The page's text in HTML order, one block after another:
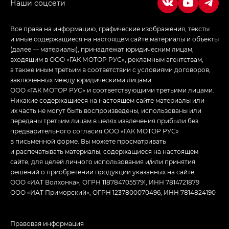
Все права на информацию, графические изображения, тексты
и иные содержащиеся на настоящем сайте материалы и объекты
(далее — материалы), принадлежат юридическим лицам,
входящим в ООО «ГАК МОТОР РУС», рекламным агентствам,
а также иным третьим в соответствии с условиями договоров,
заключенных между юридическими лицами
ООО «ГАК МОТОР РУС» и соответствующими третьими лицами.
Никакие содержащиеся на настоящем сайте материалы или
их часть не могут быть воспроизведены, использованы или
переданы третьим лицам в целях извлечения прибыли без
предварительного согласия ООО «ГАК МОТОР РУС»
в письменной форме. Вы можете просматривать
и распечатывать материалы, содержащиеся на настоящем
сайте, для целей личного использования и/или принятия
решений о приобретении продукции указанных на сайте.
ООО «ИАТ Волхонка», ОГРН 1187847055791, ИНН 7814721879
ООО «ИАТ Приморский», ОГРН 1237800070496, ИНН 7814824190
Правовая информация